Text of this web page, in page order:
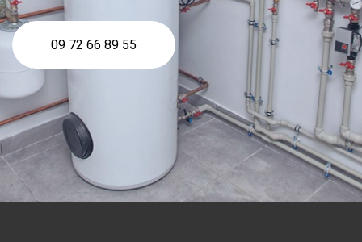
09 72 66 89 55